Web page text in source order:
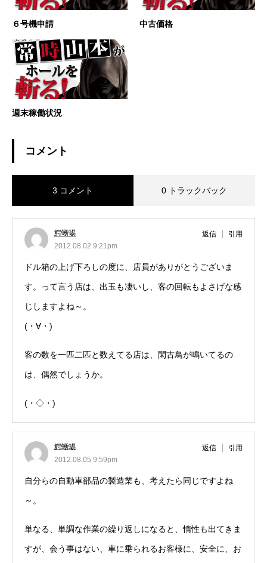
６号機申請 中古価格
週末稼働状況
コメント
3 コメント 0 トラックバック
鰐蜥蜴
2012.08.02 9:21pm
返信 引用
ドル箱の上げ下ろしの度に、店員がありがとうございま
す。って言う店は、出玉も凄いし、客の回転もよさげな感
じしますよね～。
(・∀・)
客の数を一匹二匹と数えてる店は、閑古鳥が鳴いてるの
は、偶然でしょうか。
(・◇・)
鰐蜥蜴
2012.08.05 9:59pm
返信 引用
自分らの自動車部品の製造業も、考えたら同じですよね
～。
単なる、単調な作業の繰り返しになると、惰性も出てきま
すが、会う事はない、車に乗られるお客様に、安全に、お